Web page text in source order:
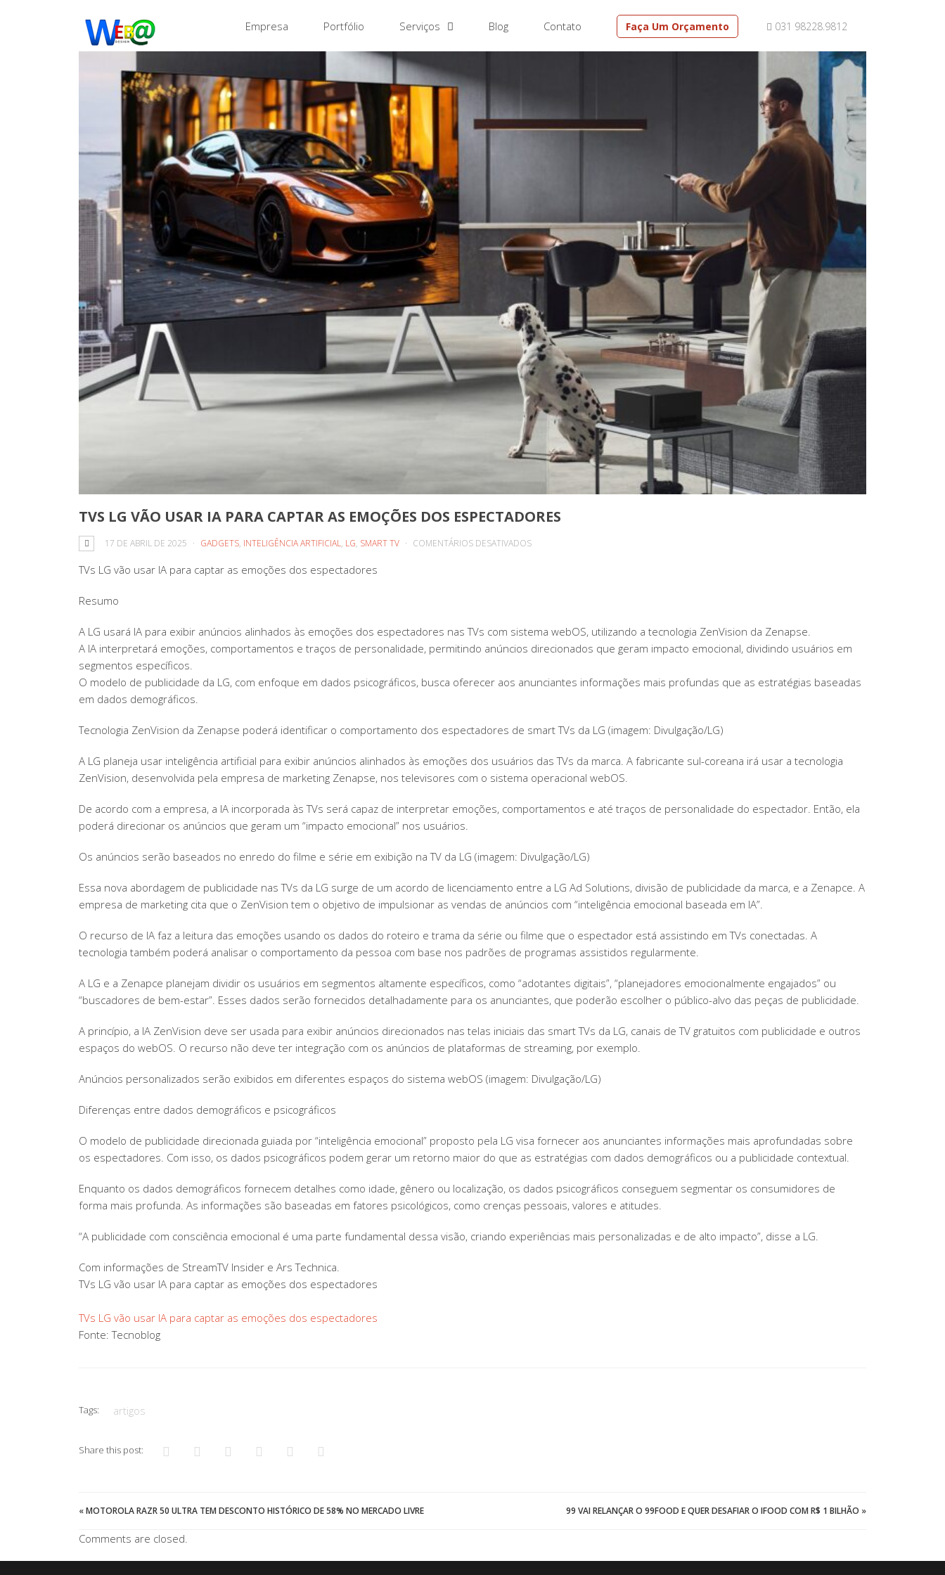
031 98228.9812
Empresa Portfólio Serviços Blog Contato Faça Um Orçamento
TVS LG VÃO USAR IA PARA CAPTAR AS EMOÇÕES DOS ESPECTADORES
17 DE ABRIL DE 2025 GADGETS, INTELIGÊNCIA ARTIFICIAL, LG, SMART TV COMENTÁRIOS DESATIVADOSEM
PARA
ESPECTADORES
TVs LG vão usar IA para captar as emoções dos espectadores
Resumo
A LG usará IA para exibir anúncios alinhados às emoções dos espectadores nas TVs com sistema webOS, utilizando a tecnologia ZenVision da Zenapse.
A IA interpretará emoções, comportamentos e traços de personalidade, permitindo anúncios direcionados que geram impacto emocional, dividindo usuários em
segmentos específicos.
O modelo de publicidade da LG, com enfoque em dados psicográficos, busca oferecer aos anunciantes informações mais profundas que as estratégias baseadas
em dados demográficos.
Tecnologia ZenVision da Zenapse poderá identificar o comportamento dos espectadores de smart TVs da LG (imagem: Divulgação/LG)
A LG planeja usar inteligência artificial para exibir anúncios alinhados às emoções dos usuários das TVs da marca. A fabricante sul-coreana irá usar a tecnologia
ZenVision, desenvolvida pela empresa de marketing Zenapse, nos televisores com o sistema operacional webOS.
De acordo com a empresa, a IA incorporada às TVs será capaz de interpretar emoções, comportamentos e até traços de personalidade do espectador. Então, ela
poderá direcionar os anúncios que geram um “impacto emocional” nos usuários.
Os anúncios serão baseados no enredo do filme e série em exibição na TV da LG (imagem: Divulgação/LG)
Essa nova abordagem de publicidade nas TVs da LG surge de um acordo de licenciamento entre a LG Ad Solutions, divisão de publicidade da marca, e a Zenapce. A
empresa de marketing cita que o ZenVision tem o objetivo de impulsionar as vendas de anúncios com “inteligência emocional baseada em IA”.
O recurso de IA faz a leitura das emoções usando os dados do roteiro e trama da série ou filme que o espectador está assistindo em TVs conectadas. A
tecnologia também poderá analisar o comportamento da pessoa com base nos padrões de programas assistidos regularmente.
A LG e a Zenapce planejam dividir os usuários em segmentos altamente específicos, como “adotantes digitais”, “planejadores emocionalmente engajados” ou
“buscadores de bem-estar”. Esses dados serão fornecidos detalhadamente para os anunciantes, que poderão escolher o público-alvo das peças de publicidade.
A princípio, a IA ZenVision deve ser usada para exibir anúncios direcionados nas telas iniciais das smart TVs da LG, canais de TV gratuitos com publicidade e outros
espaços do webOS. O recurso não deve ter integração com os anúncios de plataformas de streaming, por exemplo.
Anúncios personalizados serão exibidos em diferentes espaços do sistema webOS (imagem: Divulgação/LG)
Diferenças entre dados demográficos e psicográficos
O modelo de publicidade direcionada guiada por “inteligência emocional” proposto pela LG visa fornecer aos anunciantes informações mais aprofundadas sobre
os espectadores. Com isso, os dados psicográficos podem gerar um retorno maior do que as estratégias com dados demográficos ou a publicidade contextual.
Enquanto os dados demográficos fornecem detalhes como idade, gênero ou localização, os dados psicográficos conseguem segmentar os consumidores de
forma mais profunda. As informações são baseadas em fatores psicológicos, como crenças pessoais, valores e atitudes.
“A publicidade com consciência emocional é uma parte fundamental dessa visão, criando experiências mais personalizadas e de alto impacto”, disse a LG.
Com informações de StreamTV Insider e Ars Technica.
TVs LG vão usar IA para captar as emoções dos espectadores
TVs LG vão usar IA para captar as emoções dos espectadores
Fonte: Tecnoblog
Tags: artigos
Share this post:
«MOTOROLA RAZR 50 ULTRA TEM DESCONTO HISTÓRICO DE 58% NO MERCADO LIVRE 99 VAI RELANÇAR O 99FOOD E QUER DESAFIAR O IFOOD COM R$ 1 BILHÃO »
Comments are closed.